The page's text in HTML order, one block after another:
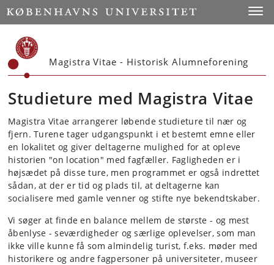
Start
Magistra Vitae - Historisk Alumneforening
Studieture med Magistra Vitae
Magistra Vitae arrangerer løbende studieture til nær og
fjern. Turene tager udgangspunkt i et bestemt emne eller
en lokalitet og giver deltagerne mulighed for at opleve
historien "on location" med fagfæller. Fagligheden er i
højsædet på disse ture, men programmet er også indrettet
sådan, at der er tid og plads til, at deltagerne kan
socialisere med gamle venner og stifte nye bekendtskaber.
Vi søger at finde en balance mellem de største - og mest
åbenlyse - seværdigheder og særlige oplevelser, som man
ikke ville kunne få som almindelig turist, f.eks. møder med
historikere og andre fagpersoner på universiteter, museer